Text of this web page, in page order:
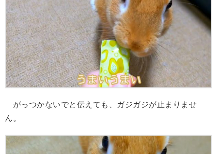
がっつかないでと伝えても、ガジガジが止まりませ
ん。